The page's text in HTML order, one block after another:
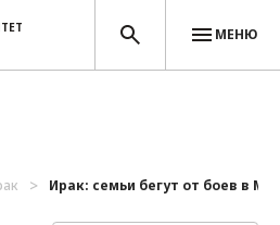
МЕНЮ
Ирак: семьи бегут от боев в